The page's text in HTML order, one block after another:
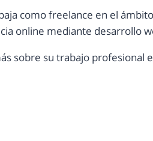
como freelance en el
online mediante desarrollo
sobre su trabajo profesional